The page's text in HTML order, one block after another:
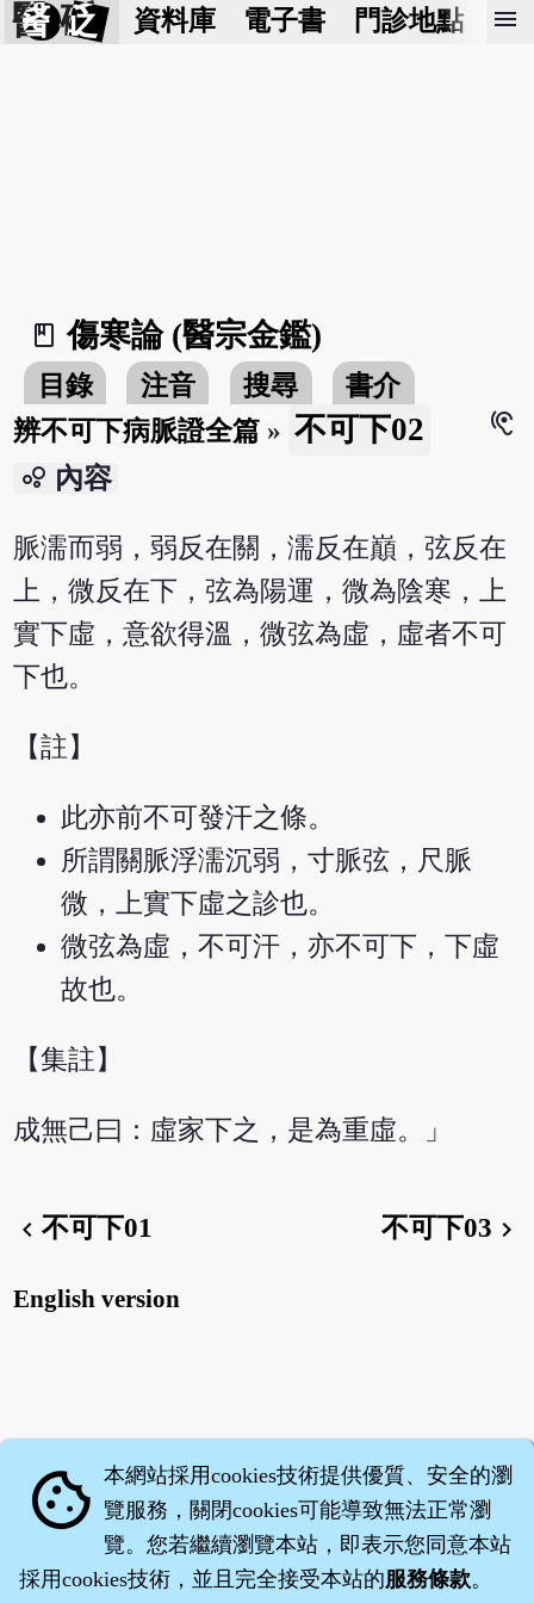
醫 砭 資料庫 電子書 門診地點 預
menu
book_2
傷寒論 (醫宗金鑑)
目錄 注音 搜尋
書介
辨不可下病脈證全篇 » 不可下02
hearing
bubble_chart 內容
脈濡而弱，弱反在關，濡反在巔，弦反在
上，微反在下，弦為陽運，微為陰寒，上
實下虛，意欲得溫，微弦為虛，虛者不可
下也。
【註】
此亦前不可發汗之條。
所謂關脈浮濡沉弱，寸脈弦，尺脈
微，上實下虛之診也。
微弦為虛，不可汗，亦不可下，下虛
故也。
【集註】
成無己曰：虛家下之，是為重虛。」
chevron_left不可下01 不可下03 chevron_right
English version
cookie 本網站採用cookies技術提供優質、安全的瀏
覽服務，關閉cookies可能導致無法正常瀏
覽。您若繼續瀏覽本站，即表示您同意本站
採用cookies技術，並且完全接受本站的服務條款。